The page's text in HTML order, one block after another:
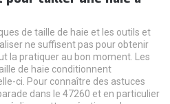
de taille de haie et les outils et
ne suffisent pas pour obtenir
la pratiquer au bon moment. Les
de haie conditionnent
ci. Pour connaître des astuces
dans le 47260 et en particulier